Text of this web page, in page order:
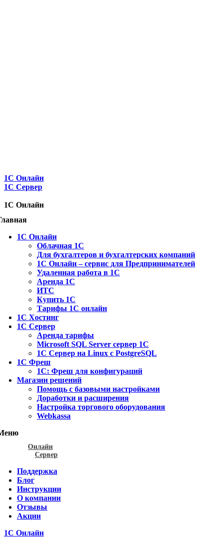
1C Онлайн
1С Сервер
1C Онлайн
1С Онлайн
Облачная 1С
Для бухгалтеров и бухгалтерских компаний
1C Онлайн – сервис для Предпринимателей
Удаленная работа в 1С
Аренда 1С
ИТС
Купить 1С
Тарифы 1С онлайн
1С Хостинг
1С Сервер
Аренда тарифы
Microsoft SQL Server сервер 1С
1С Сервер на Linux c PostgreSQL
1С Фреш
1С: Фреш для конфигураций
Магазин решений
Помощь с базовыми настройками
Доработки и расширения
Настройка торгового оборудования
Webkassa
Онлайн
Сервер
Поддержка
Блог
Инструкции
О компании
Отзывы
Акции
1С Онлайн